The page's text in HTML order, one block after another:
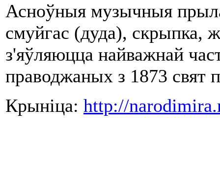
Асноўныя музычныя
смуйгас (дуда), скрыпка,
з'яўляюцца найважнай
праводжаных з 1873 свят
Крыніца: http://